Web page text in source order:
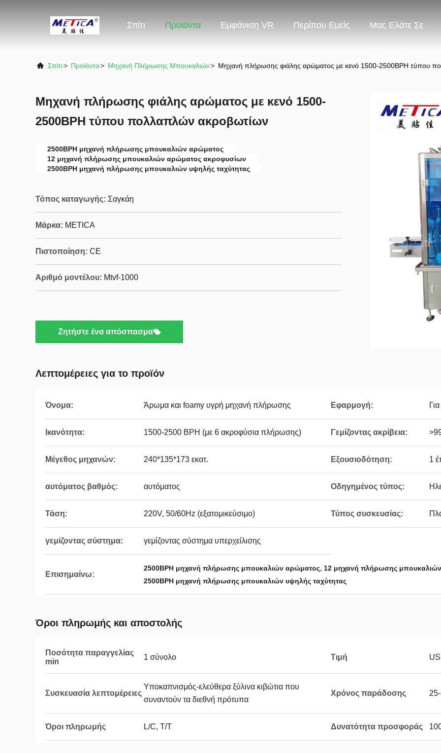
Σπίτι Προϊόντα Εμφάνιση VR Περίπου Εμείς Μας Ελάτε Σε
Σπίτι> Προϊόντα> Μηχανή Πλήρωσης Μπουκαλιών> Μηχανή πλήρωσης φιάλης αρώματος με κενό 1500-2500BPH τύπου
Μηχανή πλήρωσης φιάλης αρώματος με κενό 1500-
2500BPH τύπου πολλαπλών ακροβωτίων
2500BPH μηχανή πλήρωσης μπουκαλιών αρώματος
12 μηχανή πλήρωσης μπουκαλιών αρώματος ακροφυσίων
2500BPH μηχανή πλήρωσης μπουκαλιών υψηλής ταχύτητας
Τόπος καταγωγής: Σαγκάη
Μάρκα: METICA
Πιστοποίηση: CE
Αριθμό μοντέλου: Mtvf-1000
Ζητήστε ένα απόσπασμα
Λεπτομέρειες για το προϊόν
Όνομα: Άρωμα και foamy υγρή μηχανή πλήρωσης Εφαρμογή:
Ικανότητα: 1500-2500 BPH (με 6 ακροφύσια πλήρωσης) Γεμίζοντας ακρίβεια:
Μέγεθος μηχανών: 240*135*173 εκατ. Εξουσιοδότηση: 1
αυτόματος βαθμός: αυτόματος Οδηγημένος τύπος:
Τάση: 220V, 50/60Hz (εξατομικεύσιμο) Τύπος συσκευσίας:
γεμίζοντας σύστημα: γεμίζοντας σύστημα υπερχείλισης
Επισημαίνω:
2500BPH μηχανή πλήρωσης μπουκαλιών αρώματος, 12 μηχανή πλήρωσης
2500BPH μηχανή πλήρωσης μπουκαλιών υψηλής ταχύτητας
Όροι πληρωμής και αποστολής
Ποσότητα παραγγελίας
min
1 σύνολο Τιμή
Συσκευασία λεπτομέρειες
Υποκαπνισμός-ελεύθερα ξύλινα κιβώτια που
συναντούν τα διεθνή πρότυπα
Χρόνος παράδοσης
Όροι πληρωμής L/C, T/T Δυνατότητα προσφοράς